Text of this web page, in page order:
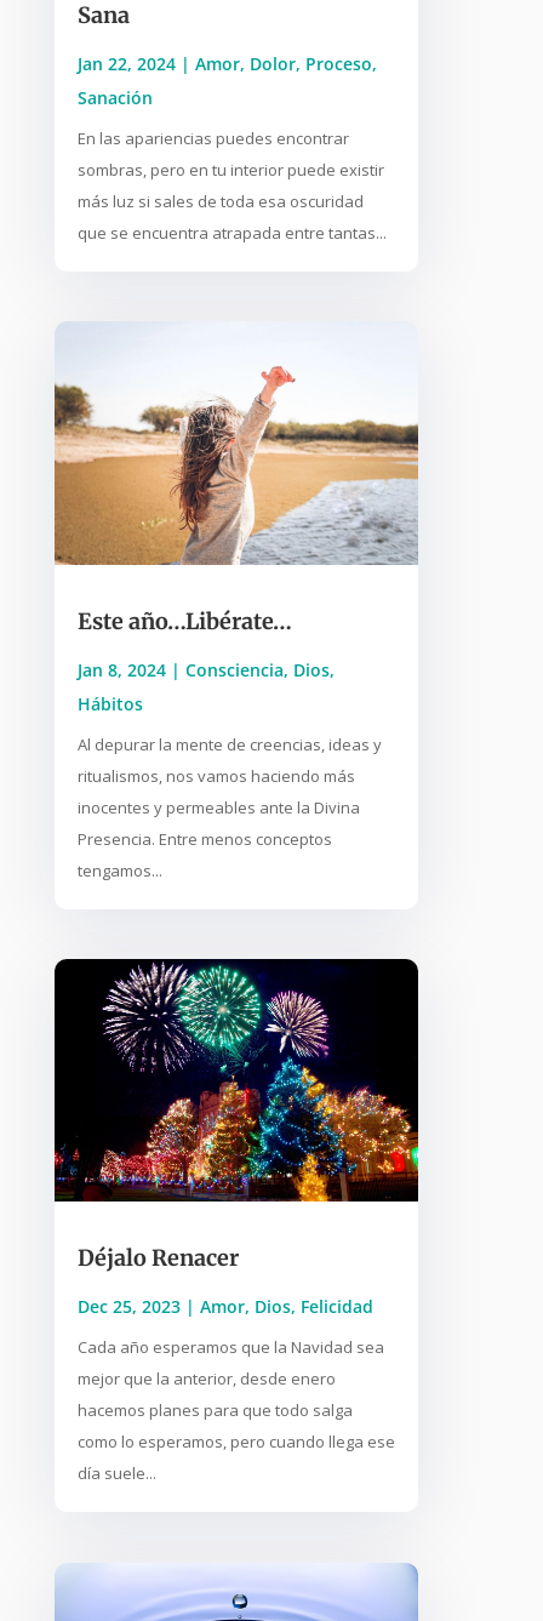
Sana
Jan 22, 2024| Amor, Dolor, Proceso,
Sanación
En las apariencias puedes encontrar
sombras, pero en tu interior puede existir
más luz si sales de toda esa oscuridad
que se encuentra atrapada entre tantas...
Este año…Libérate…
Jan 8, 2024| Consciencia, Dios,
Hábitos
Al depurar la mente de creencias, ideas y
ritualismos, nos vamos haciendo más
inocentes y permeables ante la Divina
Presencia. Entre menos conceptos
tengamos...
Déjalo Renacer
Dec 25, 2023| Amor, Dios, Felicidad
Cada año esperamos que la Navidad sea
mejor que la anterior, desde enero
hacemos planes para que todo salga
como lo esperamos, pero cuando llega ese
día suele...